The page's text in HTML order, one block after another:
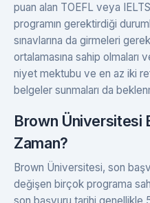
puan alan TOEFL veya IELTS
programın gerektirdiği
sınavlarına da girmeleri
ortalamasına sahip
niyet mektubu ve en az iki
belgeler sunmaları da
Brown Üniversitesi
Zaman?
Brown Üniversitesi, son
değişen birçok programa